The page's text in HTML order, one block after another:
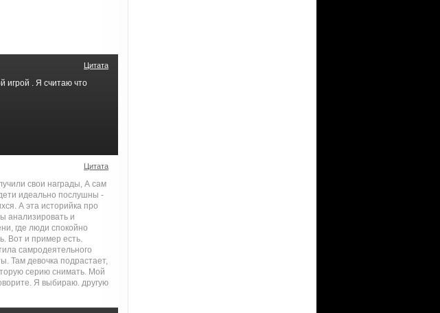
Цитата
игрой . Я считаю что
Цитата
свои награды, А сам
идеально послушны -
А эта историйка про
анализировать и
где люди спокойно
Вот и пример есть.
самродеятельного
Там девочка подрастает,
серию снимать. Мой
Я выбираю. другую